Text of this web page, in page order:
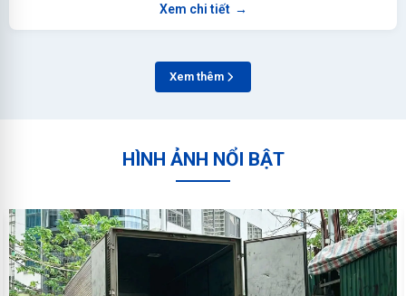
Xem chi tiết →
Xem thêm
HÌNH ẢNH NỔI BẬT